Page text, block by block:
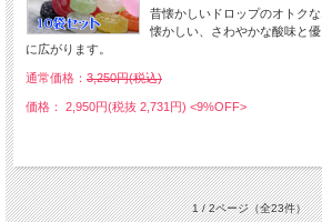
昔懐かしいドロップのオトク
懐かしい、さわやかな酸味と
に広がります。
通常価格： 3,250円(税込)
価格： 2,950円(税抜 2,731円) <9%OFF>
1 / 2ページ（全23件）